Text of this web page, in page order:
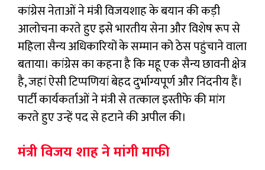
कांग्रेस नेताओं ने मंत्री विजयशाह के बयान की कड़ी
आलोचना करते हुए इसे भारतीय सेना और विशेष रूप से
महिला सैन्य अधिकारियों के सम्मान को ठेस पहुंचाने वाला
बताया। कांग्रेस का कहना है कि महू एक सैन्य छावनी क्षेत्र
है, जहां ऐसी टिप्पणियां बेहद दुर्भाग्यपूर्ण और निंदनीय हैं।
पार्टी कार्यकर्ताओं ने मंत्री से तत्काल इस्तीफे की मांग
करते हुए उन्हें पद से हटाने की अपील की।
मंत्री विजय शाह ने मांगी माफी